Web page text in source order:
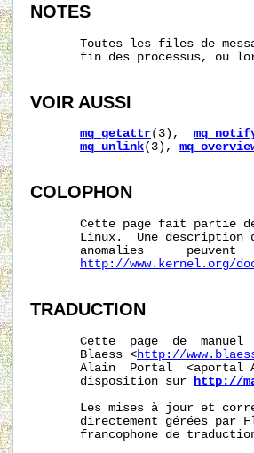
NOTES
Toutes les files de
fin des processus, ou
VOIR AUSSI
mq_getattr(3),
mq_unlink(3),
COLOPHON
Cette page fait partie
Linux.  Une description
anomalies      peuvent
http://www.kernel.org/
TRADUCTION
Cette  page  de  manuel
       Blaess <
http://
Alain  Portal  <aportal
       disposition sur
http://
Les mises à jour et
directement gérées par
francophone de